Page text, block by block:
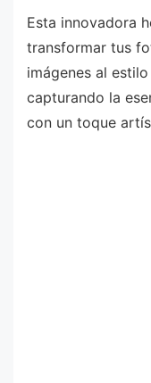
Esta innovadora
transformar tus
imágenes al
capturando la
con un toque